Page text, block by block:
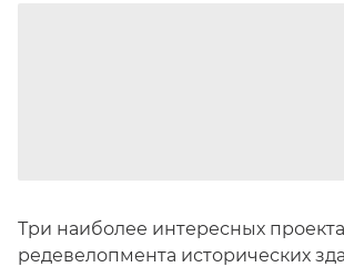
Три наиболее интересных проекта
редевелопмента исторических